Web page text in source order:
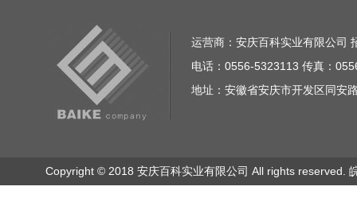
运营商：安庆百科实业有限公司
电话：0556-5323113 传真：
地址：安徽省安庆市开发区同安
Copyright © 2018 安庆百科实业有限公司 All rights reserved.